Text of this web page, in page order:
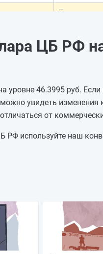
—
-0,7277
—
—
-0,4362
ЦБ РФ
уровне 46.3995 руб. Если
увидеть
от
используйте наш